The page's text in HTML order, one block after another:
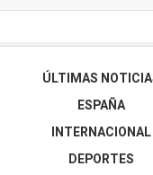
ÚLTIMAS
ESPAÑA
INTERNACIONAL
DEPORTES